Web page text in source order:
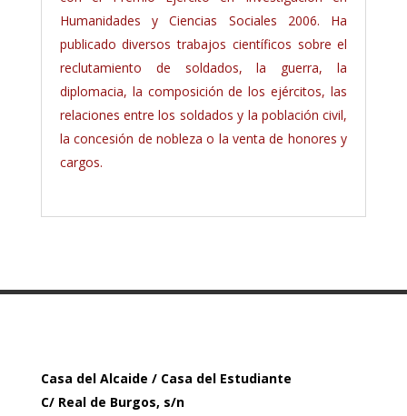
Humanidades y Ciencias Sociales 2006. Ha
publicado diversos trabajos científicos sobre el
reclutamiento de soldados, la guerra, la
diplomacia, la composición de los ejércitos, las
relaciones entre los soldados y la población civil,
la concesión de nobleza o la venta de honores y
cargos.
Casa del Alcaide / Casa del Estudiante
C/ Real de Burgos, s/n